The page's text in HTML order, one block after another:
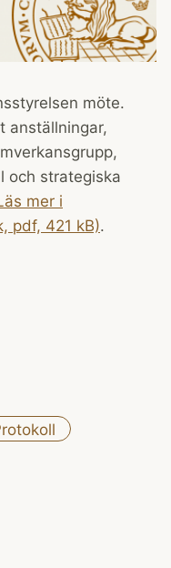
möte.
anställningar,
och strategiska
mer i
pdf, 421 kB).